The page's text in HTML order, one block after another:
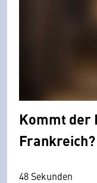
Kommt der
Frankreich?
48 Sekunden